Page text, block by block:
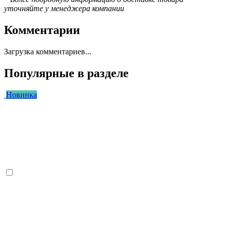
уточняйте у менеджера компании
Комментарии
Загрузка комментариев...
Популярные в разделе
Новинка